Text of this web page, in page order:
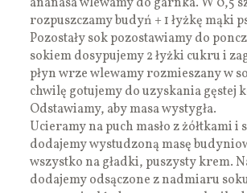
rozpuszczamy budyń + 1 łyżkę mąki
Pozostały sok pozostawiamy do
sokiem dosypujemy 2 łyżki cukru i
płyn wrze wlewamy rozmieszany w
chwilę gotujemy do uzyskania gęstej
Odstawiamy, aby masa wystygła.
Ucieramy na puch masło z żółtkami i
dodajemy wystudzoną masę
wszystko na gładki, puszysty krem.
dodajemy odsączone z nadmiaru